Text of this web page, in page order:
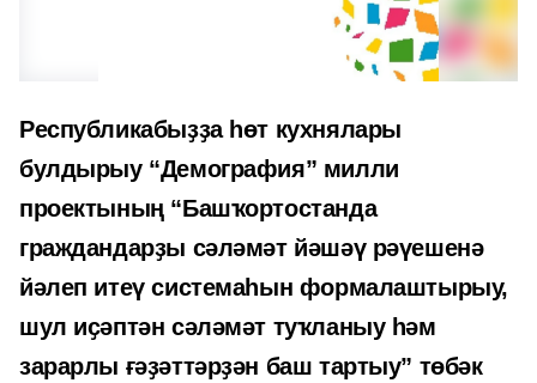
Республикабыҙҙа һөт кухнялары
булдырыу “Демография” милли
проектының “Башҡортостанда
граждандарҙы сәләмәт йәшәү рәүешенә
йәлеп итеү системаһын формалаштырыу,
шул иҫәптән сәләмәт туҡланыу һәм
зарарлы ғәҙәттәрҙән баш тартыу” төбәк